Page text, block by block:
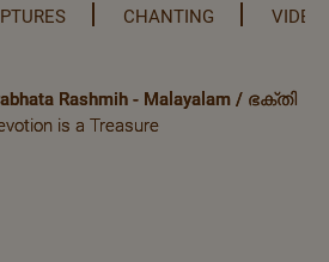
CHANTING VIDEO
Rashmih - Malayalam / ഭക്തി
is a Treasure